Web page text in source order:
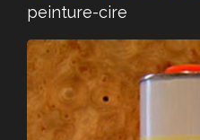
peinture-cire